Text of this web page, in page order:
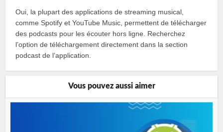
Oui, la plupart des applications de streaming musical,
comme Spotify et YouTube Music, permettent de télécharger
des podcasts pour les écouter hors ligne. Recherchez
l’option de téléchargement directement dans la section
podcast de l’application.
Vous pouvez aussi aimer